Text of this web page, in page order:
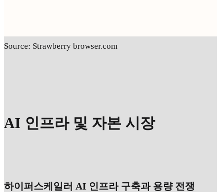
Source: Strawberry browser.com
AI 인프라 및 자본 시장
하이퍼스케일러 AI 인프라 구축과 용량 전쟁